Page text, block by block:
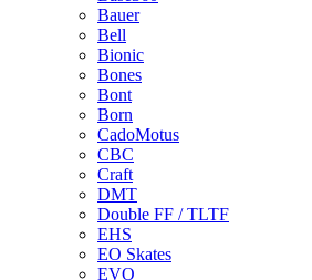
Bauer
Bell
Bionic
Bones
Bont
Born
CadoMotus
CBC
Craft
DMT
Double FF / TLTF
EHS
EO Skates
EVO